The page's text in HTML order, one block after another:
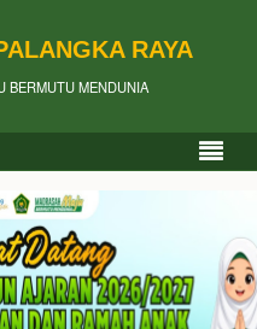
RAYA
BERMUTU MENDUNIA